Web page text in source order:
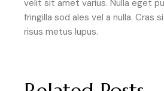
velit sit amet varius. Nulla eget
fringilla sod ales vel a nulla. Cras
risus metus lupus.